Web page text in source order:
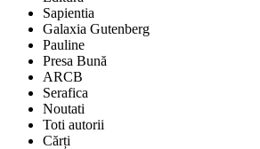
Sapientia
Galaxia Gutenberg
Pauline
Presa Bună
ARCB
Serafica
Noutati
Toti autorii
Cărți